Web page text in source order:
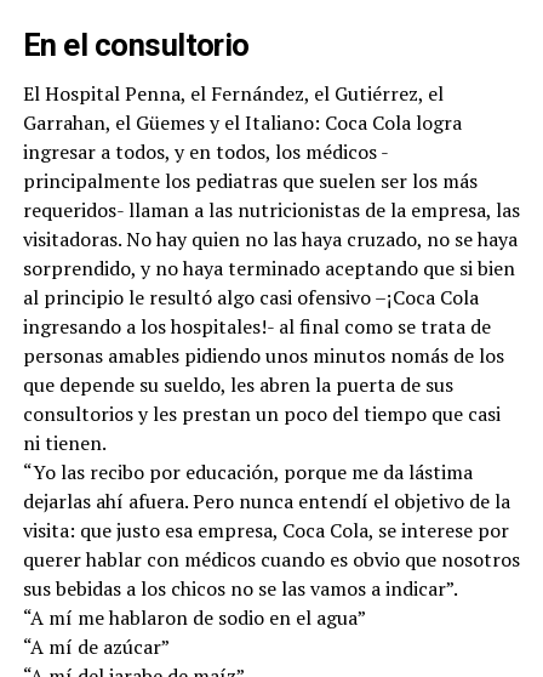
En el consultorio
El Hospital Penna, el Fernández, el Gutiérrez, el
Garrahan, el Güemes y el Italiano: Coca Cola logra
ingresar a todos, y en todos, los médicos -
principalmente los pediatras que suelen ser los más
requeridos- llaman a las nutricionistas de la empresa, las
visitadoras. No hay quien no las haya cruzado, no se haya
sorprendido, y no haya terminado aceptando que si bien
al principio le resultó algo casi ofensivo –¡Coca Cola
ingresando a los hospitales!- al final como se trata de
personas amables pidiendo unos minutos nomás de los
que depende su sueldo, les abren la puerta de sus
consultorios y les prestan un poco del tiempo que casi
ni tienen.
“Yo las recibo por educación, porque me da lástima
dejarlas ahí afuera. Pero nunca entendí el objetivo de la
visita: que justo esa empresa, Coca Cola, se interese por
querer hablar con médicos cuando es obvio que nosotros
sus bebidas a los chicos no se las vamos a indicar”.
“A mí me hablaron de sodio en el agua”
“A mí de azúcar”